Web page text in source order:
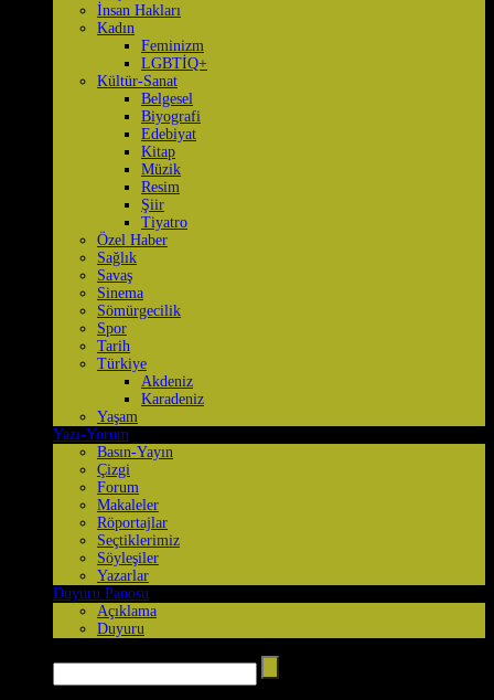
İnsan Hakları
Kadın
Feminizm
LGBTİQ+
Kültür-Sanat
Belgesel
Biyografi
Edebiyat
Kitap
Müzik
Resim
Şiir
Tiyatro
Özel Haber
Sağlık
Savaş
Sinema
Sömürgecilik
Spor
Tarih
Türkiye
Akdeniz
Karadeniz
Yaşam
Yazı-Yorum
Basın-Yayın
Çizgi
Forum
Makaleler
Röportajlar
Seçtiklerimiz
Söyleşiler
Yazarlar
Duyuru Panosu
Açıklama
Duyuru